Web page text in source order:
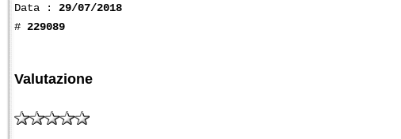
Data : 29/07/2018
# 229089
Valutazione